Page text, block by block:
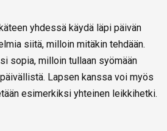
yhdessä käydä läpi päivän
siitä, milloin mitäkin tehdään.
sopia, milloin tullaan syömään
Lapsen kanssa voi myös
esimerkiksi yhteinen leikkihetki.